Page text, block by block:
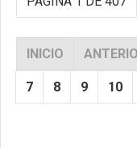
INICIO
7 8 9 10